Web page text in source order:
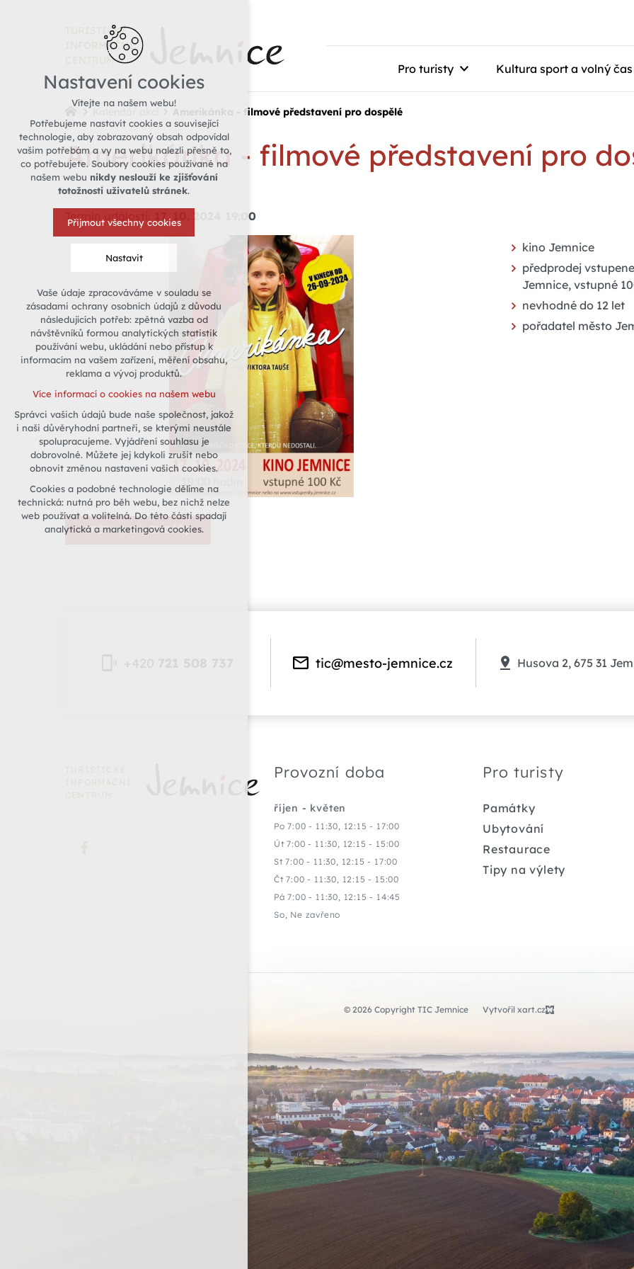
TURISTICKÉ
INFORMAČNÍ
CENTRUM
Pro turisty Kultura sport a volný čas
Amerikánka - filmové představení pro dospělé
Amerikánka - filmové představení pro
Termín události: 17. 10. 2024 19:00
kino Jemnice
předprodej
Jemnice, vstupné
nevhodné do 12 let
pořadatel město
ZPĚT NA KALENDÁŘ
tic@mesto-jemnice.cz Husova 2, 675 31
Provozní doba
říjen - květen
Po 7:00 - 11:30, 12:15 - 17:00
Út 7:00 - 11:30, 12:15 - 15:00
St 7:00 - 11:30, 12:15 - 17:00
Čt 7:00 - 11:30, 12:15 - 15:00
Pá 7:00 - 11:30, 12:15 - 14:45
So, Ne zavřeno
Pro turisty
Památky
Ubytování
Restaurace
Tipy na výlety
© 2026 Copyright TIC Jemnice Vytvořil xart.cz
Nastavení cookies
Vítejte na našem webu!
Potřebujeme nastavit cookies a související
technologie, aby zobrazovaný obsah odpovídal
vašim potřebám a vy na webu nalezli přesně to,
co potřebujete. Soubory cookies používané na
našem webu nikdy neslouží ke zjišťování
totožnosti uživatelů stránek.
Přijmout všechny cookies
Nastavit
Technická cookies
nutná pro provozování webu
udržení kontextu stránek (session):
případná přihlášení, volby jazyka, apod.
Volitelná cookies
vyhodnocení návštěvnosti
marketingová cookies (Google)
Více informací o cookies na našem webu
Odmítnout vše
Vaše údaje zpracováváme v souladu se
zásadami ochrany osobních údajů z důvodu
následujících potřeb: zpětná vazba od
návštěvníků formou analytických statistik
používání webu, ukládání nebo přístup k
informacím na vašem zařízení, měření obsahu,
reklama a vývoj produktů.
Více informací o cookies na našem webu
Správci vašich údajů bude naše společnost, jakož
i naši důvěryhodní partneři, se kterými neustále
spolupracujeme. Vyjádření souhlasu je
dobrovolné. Můžete jej kdykoli zrušit nebo
obnovit změnou nastavení vašich cookies.
Cookies a podobné technologie dělíme na
technická: nutná pro běh webu, bez nichž nelze
web používat a volitelná. Do této části spadají
analytická a marketingová cookies.